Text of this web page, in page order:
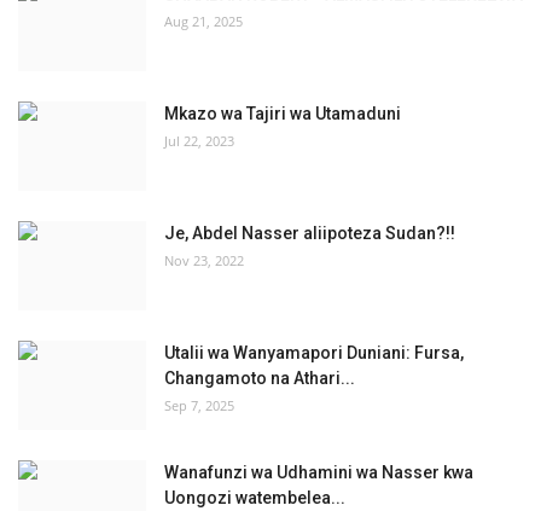
Aug 21, 2025
Mkazo wa Tajiri wa Utamaduni
Jul 22, 2023
Je, Abdel Nasser aliipoteza Sudan?!!
Nov 23, 2022
Utalii wa Wanyamapori Duniani: Fursa,
Changamoto na Athari...
Sep 7, 2025
Wanafunzi wa Udhamini wa Nasser kwa
Uongozi watembelea...